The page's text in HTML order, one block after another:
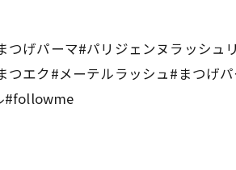
げパーマ#パリジェンヌラッシュ
エク#メーテルラッシュ#まつげ
#followme